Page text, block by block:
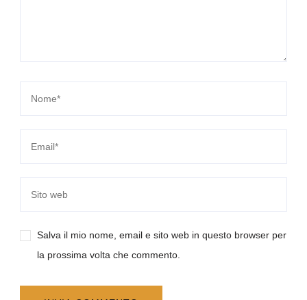
Salva il mio nome, email e sito web in questo browser per
la prossima volta che commento.